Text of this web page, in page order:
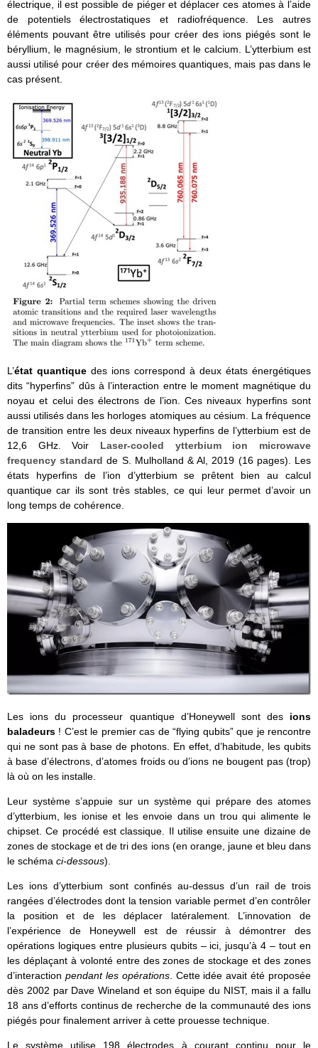
électrique, il est possible de piéger et déplacer ces atomes à l’aide
de potentiels électrostatiques et radiofréquence. Les autres
éléments pouvant être utilisés pour créer des ions piégés sont le
béryllium, le magnésium, le strontium et le calcium. L’ytterbium est
aussi utilisé pour créer des mémoires quantiques, mais pas dans le
cas présent.
L’état quantique des ions correspond à deux états énergétiques
dits “hyperfins” dûs à l’interaction entre le moment magnétique du
noyau et celui des électrons de l’ion. Ces niveaux hyperfins sont
aussi utilisés dans les horloges atomiques au césium. La fréquence
de transition entre les deux niveaux hyperfins de l’ytterbium est de
12,6 GHz. Voir Laser-cooled ytterbium ion microwave
frequency standard de S. Mulholland & Al, 2019 (16 pages). Les
états hyperfins de l’ion d’ytterbium se prêtent bien au calcul
quantique car ils sont très stables, ce qui leur permet d’avoir un
long temps de cohérence.
Les ions du processeur quantique d’Honeywell sont des ions
baladeurs ! C’est le premier cas de “flying qubits” que je rencontre
qui ne sont pas à base de photons. En effet, d’habitude, les qubits
à base d’électrons, d’atomes froids ou d’ions ne bougent pas (trop)
là où on les installe.
Leur système s’appuie sur un système qui prépare des atomes
d’ytterbium, les ionise et les envoie dans un trou qui alimente le
chipset. Ce procédé est classique. Il utilise ensuite une dizaine de
zones de stockage et de tri des ions (en orange, jaune et bleu dans
le schéma ci-dessous).
Les ions d’ytterbium sont confinés au-dessus d’un rail de trois
rangées d’électrodes dont la tension variable permet d’en contrôler
la position et de les déplacer latéralement. L’innovation de
l’expérience de Honeywell est de réussir à démontrer des
opérations logiques entre plusieurs qubits – ici, jusqu’à 4 – tout en
les déplaçant à volonté entre des zones de stockage et des zones
d’interaction pendant les opérations. Cette idée avait été proposée
dès 2002 par Dave Wineland et son équipe du NIST, mais il a fallu
18 ans d’efforts continus de recherche de la communauté des ions
piégés pour finalement arriver à cette prouesse technique.
Le système utilise 198 électrodes à courant continu pour le